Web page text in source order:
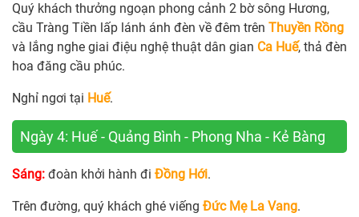
Quý khách thưởng ngoạn phong cảnh 2 bờ sông Hương,
cầu Tràng Tiền lấp lánh ánh đèn về đêm trên Thuyền Rồng
và lắng nghe giai điệu nghệ thuật dân gian Ca Huế, thả đèn
hoa đăng cầu phúc.
Nghỉ ngơi tại Huế.
Ngày 4: Huế - Quảng Bình - Phong Nha - Kẻ Bàng
Sáng: đoàn khởi hành đi Đồng Hới.
Trên đường, quý khách ghé viếng Đức Mẹ La Vang.